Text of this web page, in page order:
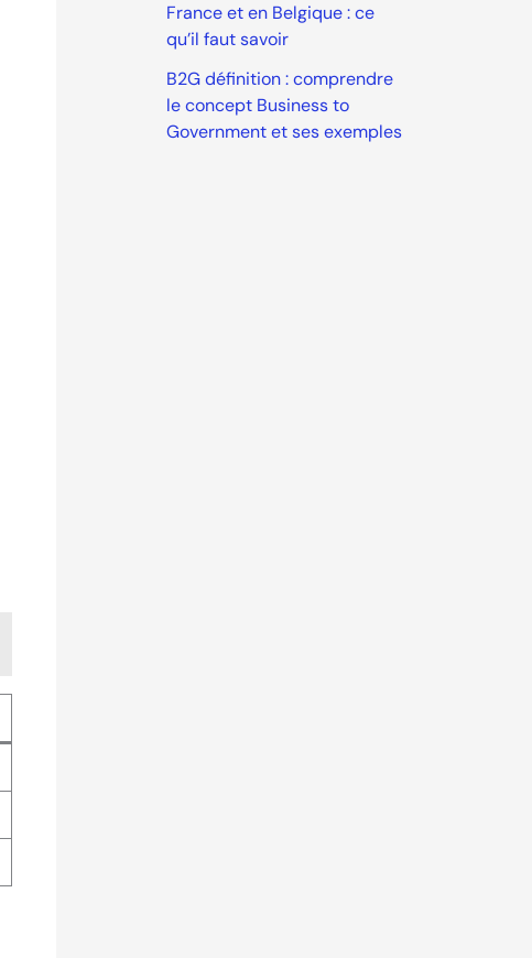
France et en Belgique : ce
qu’il faut savoir
B2G définition : comprendre
le concept Business to
Government et ses exemples